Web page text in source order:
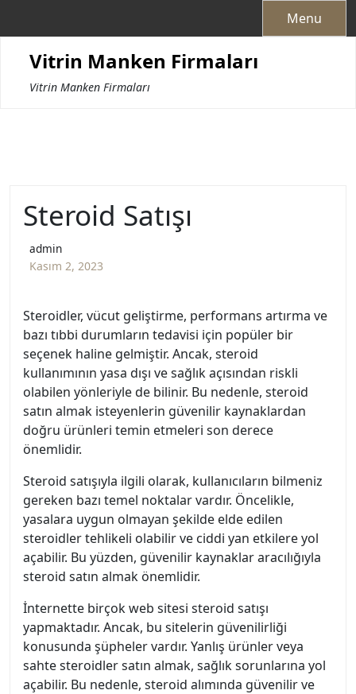
Menu
Vitrin Manken Firmaları
Vitrin Manken Firmaları
Steroid Satışı
admin
Kasım 2, 2023
Steroidler, vücut geliştirme, performans artırma ve
bazı tıbbi durumların tedavisi için popüler bir
seçenek haline gelmiştir. Ancak, steroid
kullanımının yasa dışı ve sağlık açısından riskli
olabilen yönleriyle de bilinir. Bu nedenle, steroid
satın almak isteyenlerin güvenilir kaynaklardan
doğru ürünleri temin etmeleri son derece
önemlidir.
Steroid satışıyla ilgili olarak, kullanıcıların bilmeniz
gereken bazı temel noktalar vardır. Öncelikle,
yasalara uygun olmayan şekilde elde edilen
steroidler tehlikeli olabilir ve ciddi yan etkilere yol
açabilir. Bu yüzden, güvenilir kaynaklar aracılığıyla
steroid satın almak önemlidir.
İnternette birçok web sitesi steroid satışı
yapmaktadır. Ancak, bu sitelerin güvenilirliği
konusunda şüpheler vardır. Yanlış ürünler veya
sahte steroidler satın almak, sağlık sorunlarına yol
açabilir. Bu nedenle, steroid alımında güvenilir ve